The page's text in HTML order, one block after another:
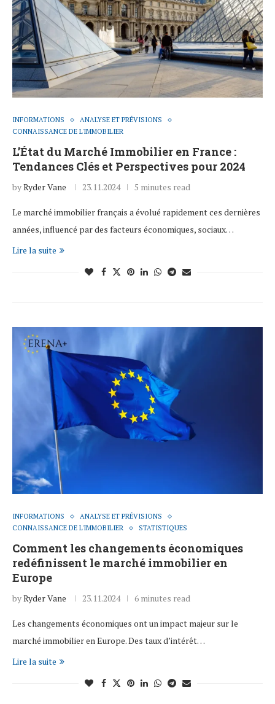
INFORMATIONS
ANALYSE ET PRÉVISIONS
CONNAISSANCE DE L'IMMOBILIER
L’État du Marché Immobilier en France :
Tendances Clés et Perspectives pour 2024
byRyder Vane 23.11.2024 5 minutes read
Le marché immobilier français a évolué rapidement ces dernières
années, influencé par des facteurs économiques, sociaux…
Lire la suite
INFORMATIONS
ANALYSE ET PRÉVISIONS
CONNAISSANCE DE L'IMMOBILIER
STATISTIQUES
Comment les changements économiques
redéfinissent le marché immobilier en
Europe
byRyder Vane 23.11.2024 6 minutes read
Les changements économiques ont un impact majeur sur le
marché immobilier en Europe. Des taux d’intérêt…
Lire la suite